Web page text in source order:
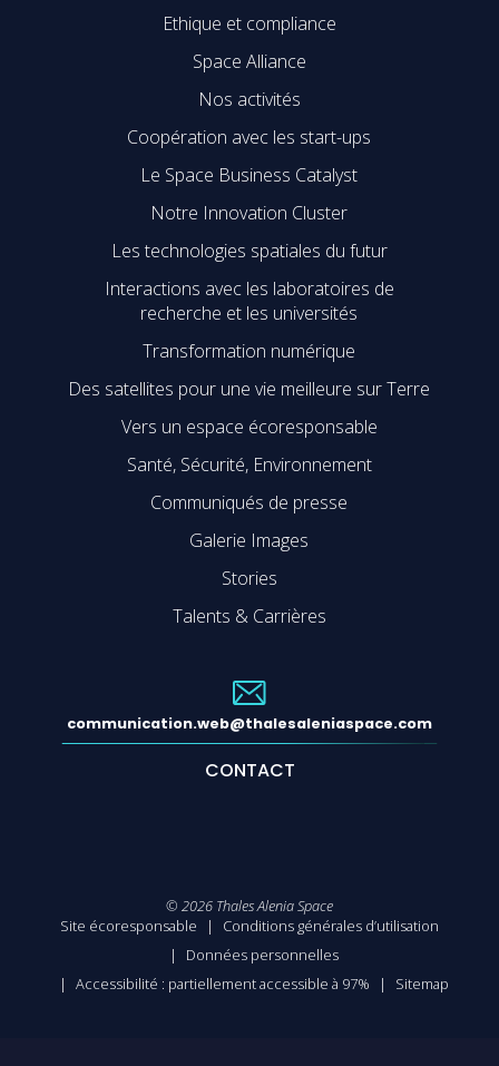
Ethique et compliance
Space Alliance
Nos activités
Coopération avec les start-ups
Le Space Business Catalyst
Notre Innovation Cluster
Les technologies spatiales du futur
Interactions avec les laboratoires de
recherche et les universités
Transformation numérique
Des satellites pour une vie meilleure sur Terre
Vers un espace écoresponsable
Santé, Sécurité, Environnement
Communiqués de presse
Galerie Images
Stories
Talents & Carrières
communication.web@thalesaleniaspace.com
CONTACT
© 2026 Thales Alenia Space
Site écoresponsable
Conditions générales d’utilisation
Données personnelles
Accessibilité : partiellement accessible à 97%
Sitemap